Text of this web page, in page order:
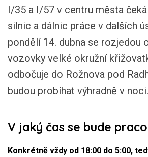
I/35 a I/57 v centru města
silnic a dálnic práce v dalších
pondělí 14. dubna se rozjedou
vozovky velké okružní
odbočuje do Rožnova pod
budou probíhat výhradně v noci.
V jaký čas se bude
Konkrétně vždy od 18:00 do 5:00,